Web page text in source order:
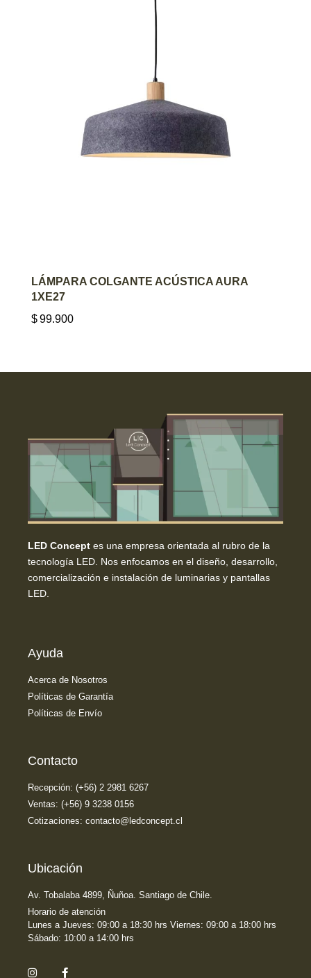
AGREGAR AL CARRITO
LÁMPARA COLGANTE ACÚSTICA AURA
1XE27
$99.900
LED Concept es una empresa orientada al rubro de la
tecnología LED. Nos enfocamos en el diseño, desarrollo,
comercialización e instalación de luminarias y pantallas
LED.
Ayuda
Acerca de Nosotros
Políticas de Garantía
Políticas de Envío
Contacto
Recepción: (+56) 2 2981 6267
Ventas: (+56) 9 3238 0156
Cotizaciones: contacto@ledconcept.cl
Ubicación
Av. Tobalaba 4899, Ñuñoa. Santiago de Chile.
Horario de atención
Lunes a Jueves: 09:00 a 18:30 hrs Viernes: 09:00 a 18:00 hrs
Sábado: 10:00 a 14:00 hrs